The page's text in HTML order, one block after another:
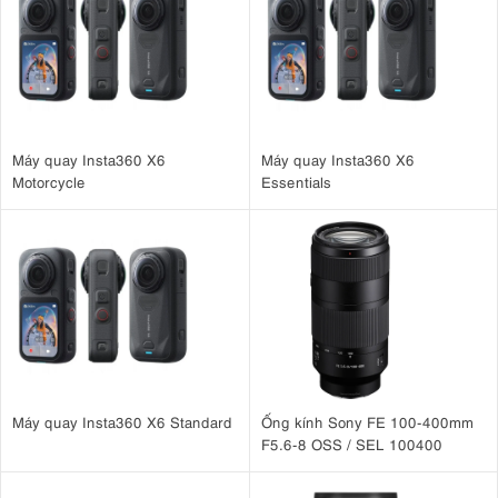
thật
với khoảng cách lấy nét tối thiểu29cm
. Điều này cho phép chụp
ảnh cận cảnh tuyệt đẹp với độ chi tiết và độ rõ nét đáng kinh ngạc,
hoàn hảo để chụp mọi thứ, từ thiên nhiên và động vật hoang dã đến
đồ trang sức tinh xảo và ảnh sản phẩm.
Máy quay Insta360 X6
Motorcycle
Máy quay Insta360 X6
Essentials
Máy quay Insta360 X6 Standard
Ống kính Sony FE 100-400mm
F5.6-8 OSS / SEL 100400